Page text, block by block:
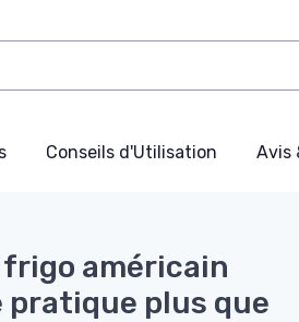
Conseils d'Utilisation Avis
frigo américain
pratique plus que